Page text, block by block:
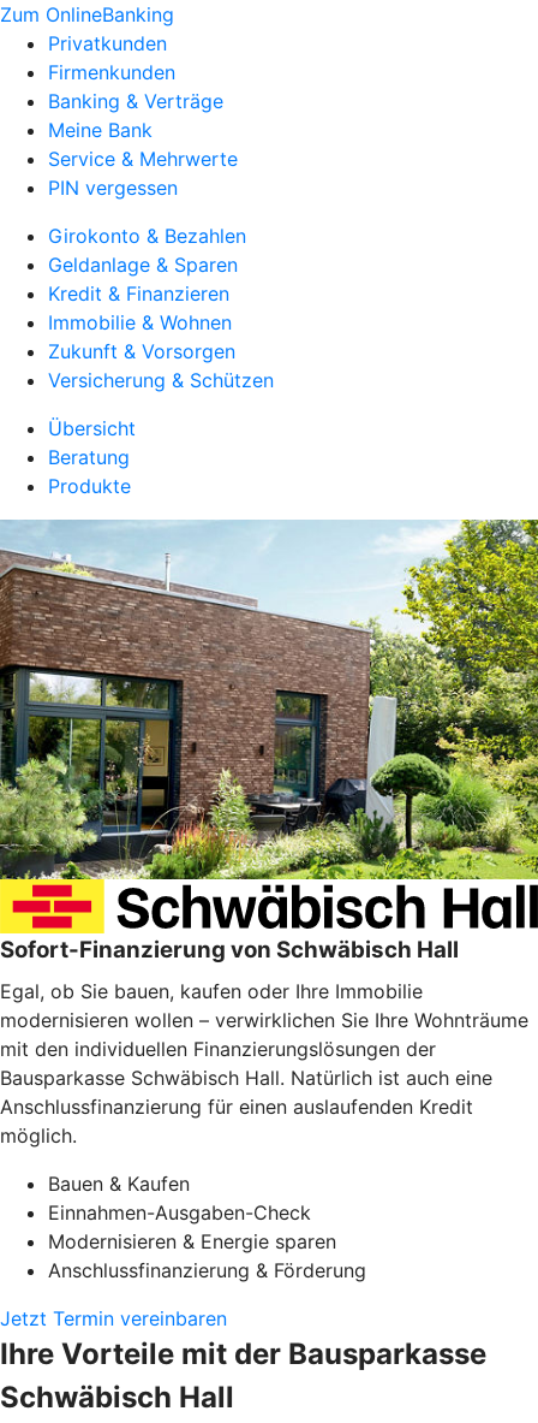
Zum OnlineBanking
Privatkunden
Firmenkunden
Banking & Verträge
Meine Bank
Service & Mehrwerte
PIN vergessen
Girokonto & Bezahlen
Geldanlage & Sparen
Kredit & Finanzieren
Immobilie & Wohnen
Zukunft & Vorsorgen
Versicherung & Schützen
Übersicht
Beratung
Produkte
Sofort-Finanzierung von Schwäbisch Hall
Egal, ob Sie bauen, kaufen oder Ihre Immobilie
modernisieren wollen – verwirklichen Sie Ihre Wohnträume
mit den individuellen Finanzierungslösungen der
Bausparkasse Schwäbisch Hall. Natürlich ist auch eine
Anschlussfinanzierung für einen auslaufenden Kredit
möglich.
Bauen & Kaufen
Einnahmen-Ausgaben-Check
Modernisieren & Energie sparen
Anschlussfinanzierung & Förderung
Jetzt Termin vereinbaren
Ihre Vorteile mit der Bausparkasse
Schwäbisch Hall